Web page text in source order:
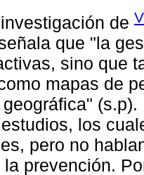
de
que "la
sino que
mapas de
los
pero no
͏prevención.